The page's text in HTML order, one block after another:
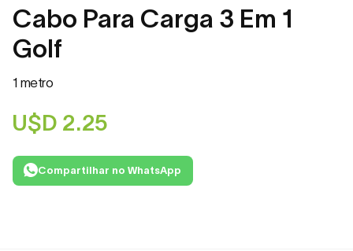
Cabo Para Carga 3 Em 1
Golf
1 metro
U$D 2.25
Compartilhar no WhatsApp